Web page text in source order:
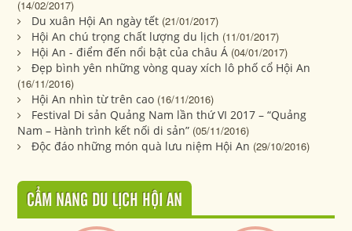
(14/02/2017)
Du xuân Hội An ngày tết (21/01/2017)
Hội An chú trọng chất lượng du lịch (11/01/2017)
Hội An - điểm đến nổi bật của châu Á (04/01/2017)
Đẹp bình yên những vòng quay xích lô phố cổ Hội An
(16/11/2016)
Hội An nhìn từ trên cao (16/11/2016)
Festival Di sản Quảng Nam lần thứ VI 2017 – “Quảng
Nam – Hành trình kết nối di sản” (05/11/2016)
Độc đáo những món quà lưu niệm Hội An (29/10/2016)
CẨM NANG DU LỊCH HỘI AN